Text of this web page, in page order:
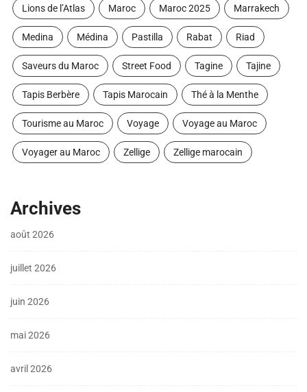
Lions de l’Atlas Maroc Maroc 2025 Marrakech
Medina Médina Pastilla Rabat Riad
Saveurs du Maroc Street Food Tagine Tajine
Tapis Berbère Tapis Marocain Thé à la Menthe
Tourisme au Maroc Voyage Voyage au Maroc
Voyager au Maroc Zellige Zellige marocain
Archives
août 2026
juillet 2026
juin 2026
mai 2026
avril 2026